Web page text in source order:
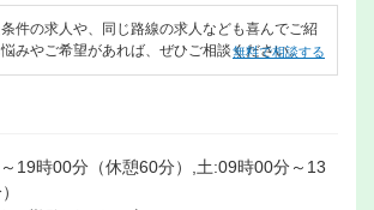
件の求人や、同じ路線の求人なども喜んでご紹
みやご希望があれば、ぜひご相談ください。
無料で相談する
19時00分（休憩60分）,土:09時00分～13